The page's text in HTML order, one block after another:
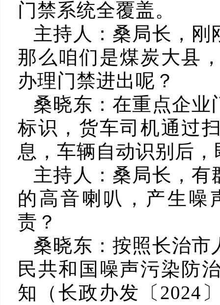
门禁系统全覆盖。
主持人： 桑局长，刚
那么咱们是煤炭大县
办理门禁进出呢？
桑晓东：在重点企业
标识，货车司机通过
息，车辆自动识别后
主持人： 桑局长，有
的高音喇叭，产生噪
责？
桑晓东：按照长治市
民共和国噪声污染防
知（长政办发〔2024